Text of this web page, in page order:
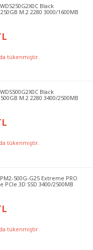
Black
M.2 2280 3000/1600MB
tükenmiştir.
Black
M.2 2280 3400/2500MB
tükenmiştir.
500G-G25 Extreme PRO
PCIe 3D SSD 3400/2500MB
tükenmiştir.